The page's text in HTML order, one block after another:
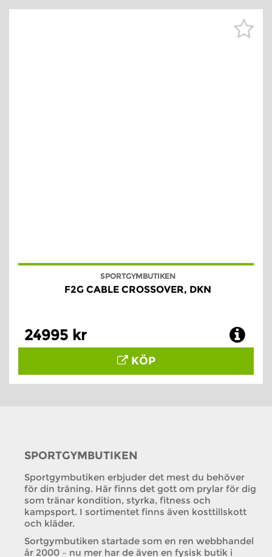
SPORTGYMBUTIKEN
F2G CABLE CROSSOVER, DKN
24995 kr
KÖP
SPORTGYMBUTIKEN
Sportgymbutiken erbjuder det mest du behöver
för din träning. Här finns det gott om prylar för dig
som tränar kondition, styrka, fitness och
kampsport. I sortimentet finns även kosttillskott
och kläder.
Sortgymbutiken startade som en ren webbhandel
år 2000 – nu mer har de även en fysisk butik i